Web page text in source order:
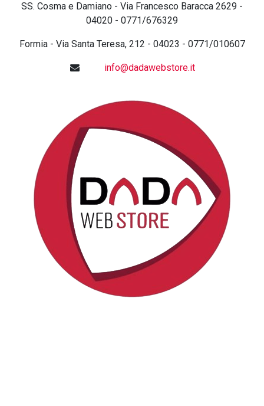
SS. Cosma e Damiano - Via Francesco Baracca 2629 -
04020 - 0771/676329
Formia - Via Santa Teresa, 212 - 04023 - 0771/010607
info@dadawebstore.it